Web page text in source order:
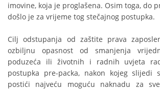
imovine, koja je proglašena. Osim toga, do
došlo je za vrijeme tog stečajnog postupka.
Cilj odstupanja od zaštite prava
ozbiljnu opasnost od smanjenja
poduzeća ili životnih i radnih uvjeta
postupka pre-packa, nakon kojeg slijedi
postići najveću moguću naknadu za